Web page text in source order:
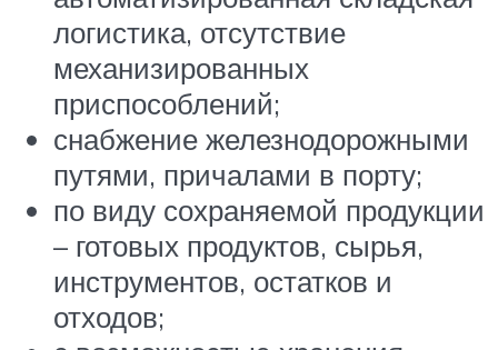
логистика, отсутствие
механизированных
приспособлений;
снабжение железнодорожными
путями, причалами в порту;
по виду сохраняемой продукции
– готовых продуктов, сырья,
инструментов, остатков и
отходов;